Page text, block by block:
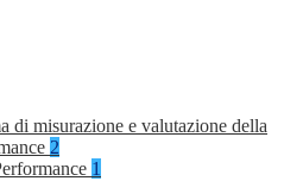
di misurazione e valutazione della
2
1